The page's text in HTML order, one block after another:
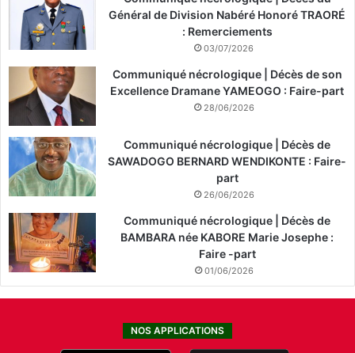
Général de Division Nabéré Honoré TRAORÉ
: Remerciements
03/07/2026
Communiqué nécrologique | Décès de son
Excellence Dramane YAMEOGO : Faire-part
28/06/2026
Communiqué nécrologique | Décès de
SAWADOGO BERNARD WENDIKONTE : Faire-
part
26/06/2026
Communiqué nécrologique | Décès de
BAMBARA née KABORE Marie Josephe :
Faire -part
01/06/2026
NOS APPLICATIONS